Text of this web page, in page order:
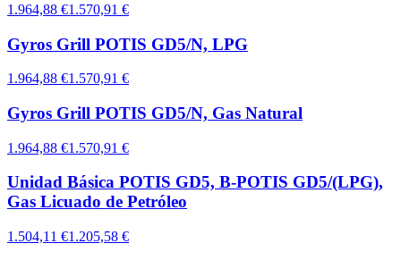
1.964,88 €1.570,91 €
Gyros Grill POTIS GD5/N, LPG
1.964,88 €1.570,91 €
Gyros Grill POTIS GD5/N, Gas Natural
1.964,88 €1.570,91 €
Unidad Básica POTIS GD5, B-POTIS GD5/(LPG),
Gas Licuado de Petróleo
1.504,11 €1.205,58 €